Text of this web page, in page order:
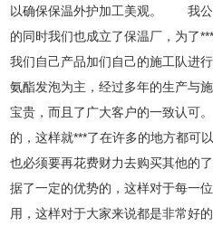
以确保保温外护加工美观。 我公
的同时我们也成立了保温厂，为了
我们自己产品加们自己的施工队进
氨酯发泡为主，经过多年的生产与
宝贵，而且了广大客户的一致认
的，这样就***了在许多的地方都可
也必须要再花费财力去购买其他的
据了一定的优势的，这样对于每一
用，这样对于大家来说都是非常